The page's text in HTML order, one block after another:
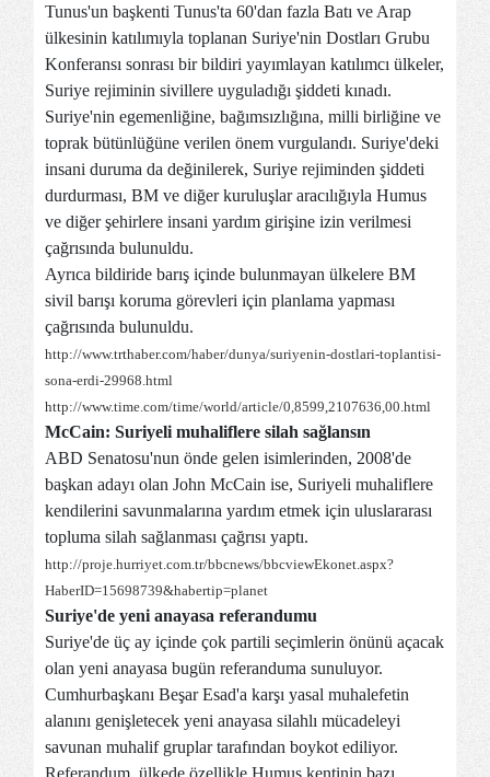
Tunus'un başkenti Tunus'ta 60'dan fazla Batı ve Arap
ülkesinin katılımıyla toplanan Suriye'nin Dostları Grubu
Konferansı sonrası bir bildiri yayımlayan katılımcı ülkeler,
Suriye rejiminin sivillere uyguladığı şiddeti kınadı.
Suriye'nin egemenliğine, bağımsızlığına, milli birliğine ve
toprak bütünlüğüne verilen önem vurgulandı. Suriye'deki
insani duruma da değinilerek, Suriye rejiminden şiddeti
durdurması, BM ve diğer kuruluşlar aracılığıyla Humus
ve diğer şehirlere insani yardım girişine izin verilmesi
çağrısında bulunuldu.
Ayrıca bildiride barış içinde bulunmayan ülkelere BM
sivil barışı koruma görevleri için planlama yapması
çağrısında bulunuldu.
http://www.trthaber.com/haber/dunya/suriyenin-dostlari-toplantisi-
sona-erdi-29968.html
http://www.time.com/time/world/article/0,8599,2107636,00.html
McCain: Suriyeli muhaliflere silah sağlansın
ABD Senatosu'nun önde gelen isimlerinden, 2008'de
başkan adayı olan John McCain ise, Suriyeli muhaliflere
kendilerini savunmalarına yardım etmek için uluslararası
topluma silah sağlanması çağrısı yaptı.
http://proje.hurriyet.com.tr/bbcnews/bbcviewEkonet.aspx?
HaberID=15698739&habertip=planet
Suriye'de yeni anayasa referandumu
Suriye'de üç ay içinde çok partili seçimlerin önünü açacak
olan yeni anayasa bugün referanduma sunuluyor.
Cumhurbaşkanı Beşar Esad'a karşı yasal muhalefetin
alanını genişletecek yeni anayasa silahlı mücadeleyi
savunan muhalif gruplar tarafından boykot ediliyor.
Referandum, ülkede özellikle Humus kentinin bazı